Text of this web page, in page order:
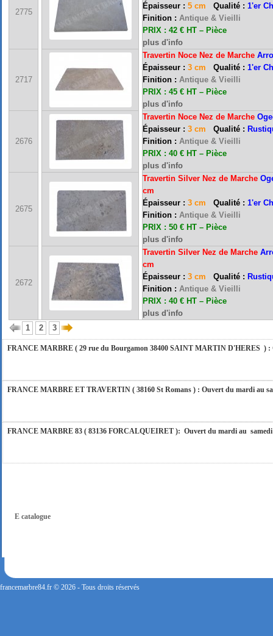
2775
Épaisseur : 5 cm Qualité : 1'er
Finition : Antique & Vieilli
PRIX : 42 € HT – Pièce
plus d'info
2717
Travertin Noce Nez de Marche
Épaisseur : 3 cm Qualité : 1'er
Finition : Antique & Vieilli
PRIX : 45 € HT – Pièce
plus d'info
2676
Travertin Noce Nez de Marche
Épaisseur : 3 cm Qualité :
Finition : Antique & Vieilli
PRIX : 40 € HT – Pièce
plus d'info
2675
Travertin Silver Nez de Marche
cm
Épaisseur : 3 cm Qualité : 1'er
Finition : Antique & Vieilli
PRIX : 50 € HT – Pièce
plus d'info
2672
Travertin Silver Nez de Marche
cm
Épaisseur : 3 cm Qualité :
Finition : Antique & Vieilli
PRIX : 40 € HT – Pièce
plus d'info
1
2 3
FRANCE MARBRE 13 ( 13680 LANCON PROVENCE ): Ouvert du mardi au
FRANCE MARBRE 84 ( 84600 VALREAS ): Ouvert du mardi au samedi inclus de
vous répondrons dans les meilleurs délais. Nous aurons le plaisir de vous
FRANCE MARBRE ( 29 rue du Bourgamon 38400 SAINT MARTIN D'HERES ) :
FRANCE MARBRE ET TRAVERTIN ( 38160 St Romans ) : Ouvert du mardi au
FRANCE MARBRE 83 ( 83136 FORCALQUEIRET ): Ouvert du mardi au samedi
FRANCE MARBRE 84 ( 84600 VALREAS ): Ouvert du mardi au samedi inclus de
E catalogue
francemarbre84.fr © 2026 - Tous droits réservés